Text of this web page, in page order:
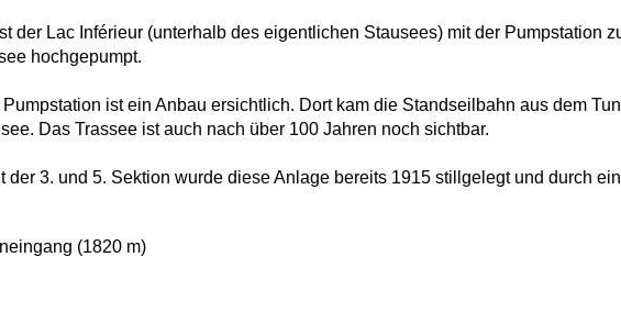
der Lac Inférieur (unterhalb des eigentlichen Stausees) mit der Pumpstation
hochgepumpt.
Pumpstation ist ein Anbau ersichtlich. Dort kam die Standseilbahn aus dem
Das Trassee ist auch nach über 100 Jahren noch sichtbar.
der 3. und 5. Sektion wurde diese Anlage bereits 1915 stillgelegt und durch
(1820 m)